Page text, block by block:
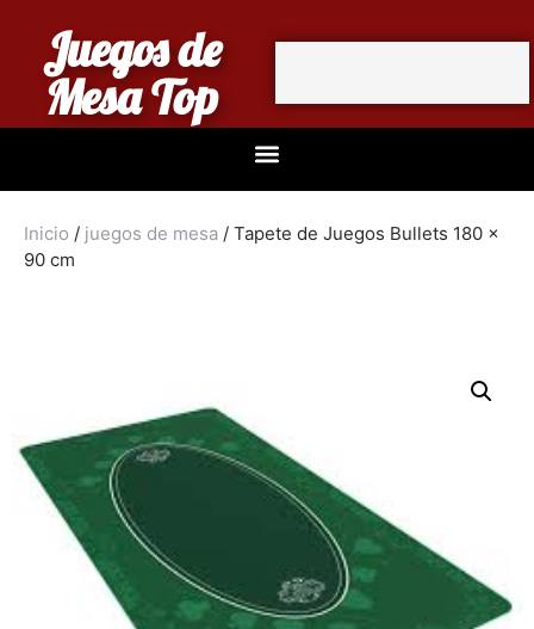
Juegos de
Mesa Top
Inicio / juegos de mesa / Tapete de Juegos Bullets 180 x
90 cm